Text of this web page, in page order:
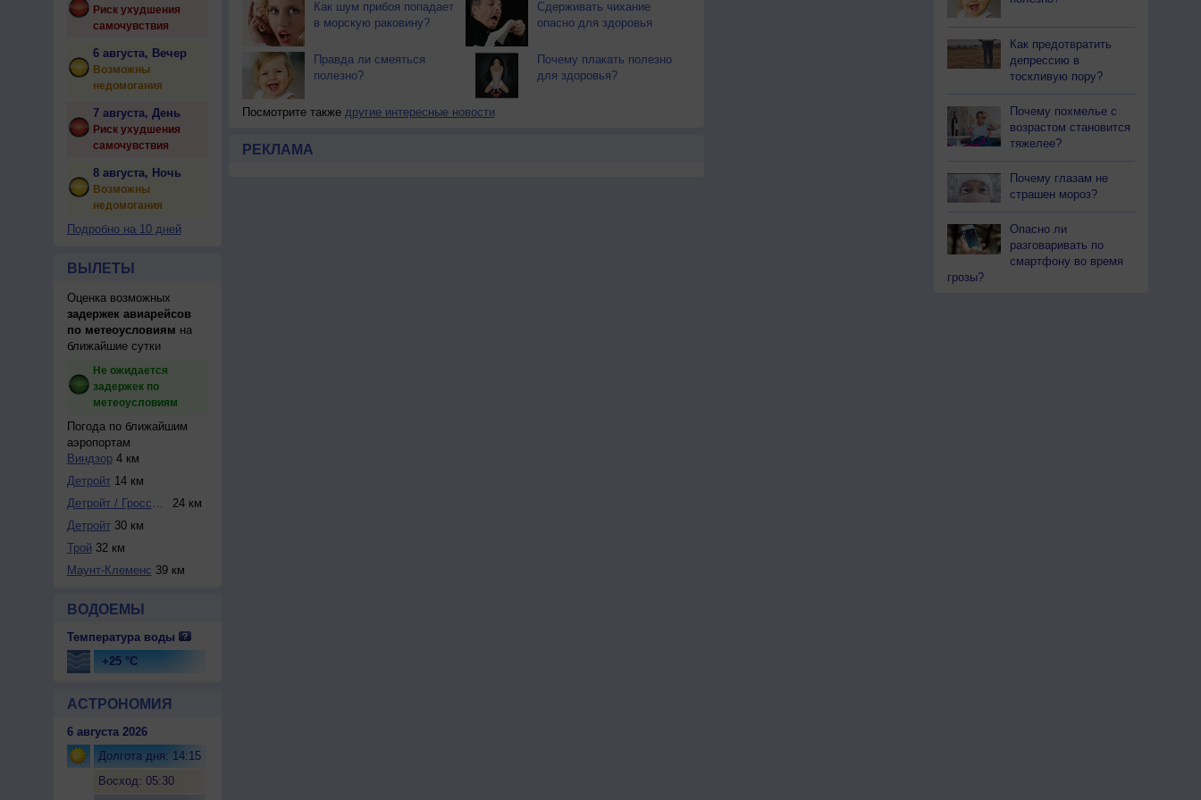
Риск ухудшения
самочувствия
6 августа, Вечер
Возможны
недомогания
7 августа, День
Риск ухудшения
самочувствия
8 августа, Ночь
Возможны
недомогания
Подробно на 10 дней
ВЫЛЕТЫ
Оценка возможных
задержек авиарейсов
по метеоусловиям на
ближайшие сутки
Не ожидается
задержек по
метеоусловиям
Погода по ближайшим
аэропортам
Виндзор4 км
Детройт14 км
Детройт / Гроссе ...
24 км
Детройт30 км
Трой 32 км
Маунт-Клеменс 39 км
ВОДОЕМЫ
Температура воды
+25 °C
АСТРОНОМИЯ
6 августа 2026
Долгота дня: 14:15
Восход: 05:30
Как шум прибоя попадает
в морскую раковину?
Сдерживать чихание
опасно для здоровья
Правда ли смеяться
полезно?
Почему плакать полезно
для здоровья?
Посмотрите также другие интересные новости
РЕКЛАМА
Как предотвратить
депрессию в
тоскливую пору?
Почему похмелье с
возрастом становится
тяжелее?
Почему глазам не
страшен мороз?
Опасно ли
разговаривать по
смартфону во время
грозы?